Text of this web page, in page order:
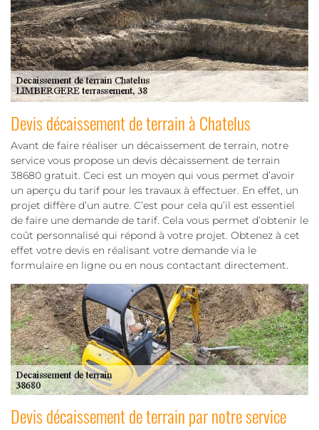
Devis décaissement de terrain à Chatelus
Avant de faire réaliser un décaissement de terrain, notre
service vous propose un devis décaissement de terrain
38680 gratuit. Ceci est un moyen qui vous permet d’avoir
un aperçu du tarif pour les travaux à effectuer. En effet, un
projet diffère d’un autre. C’est pour cela qu’il est essentiel
de faire une demande de tarif. Cela vous permet d’obtenir le
coût personnalisé qui répond à votre projet. Obtenez à cet
effet votre devis en réalisant votre demande via le
formulaire en ligne ou en nous contactant directement.
Devis décaissement de terrain par notre service